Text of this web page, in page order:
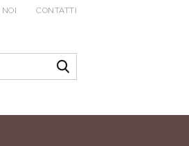
CONTATTI